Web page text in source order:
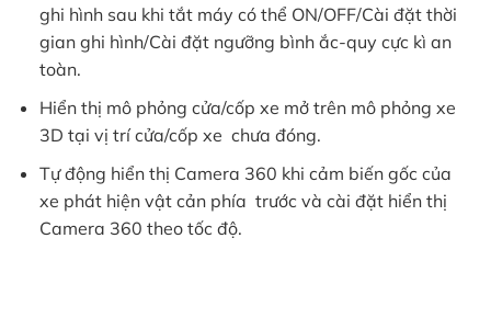
ghi hình sau khi tắt máy có thể ON/OFF/Cài đặt thời
gian ghi hình/Cài đặt ngưỡng bình ắc-quy cực kì an
toàn.
Hiển thị mô phỏng cửa/cốp xe mở trên mô phỏng xe
3D tại vị trí cửa/cốp xe chưa đóng.
Tự động hiển thị Camera 360 khi cảm biến gốc của
xe phát hiện vật cản phía trước và cài đặt hiển thị
Camera 360 theo tốc độ.